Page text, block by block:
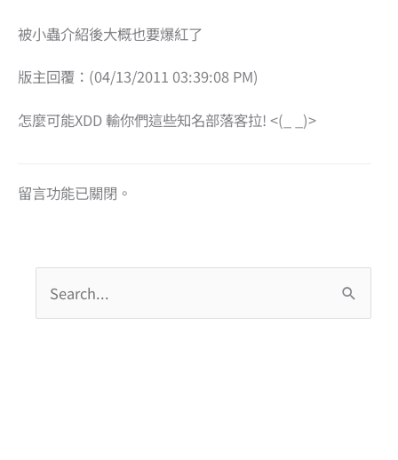
被小蟲介紹後大概也要爆紅了
版主回覆：(04/13/2011 03:39:08 PM)
怎麼可能XDD 輸你們這些知名部落客拉! <(_ _)>
留言功能已關閉。